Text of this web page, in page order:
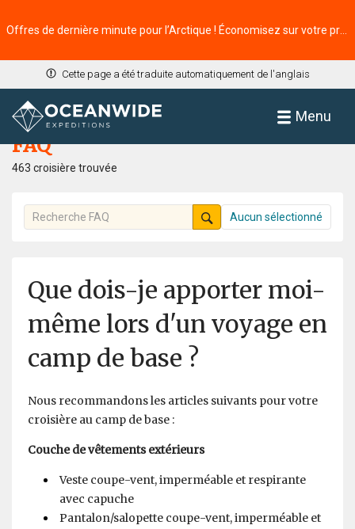
Cette page a été traduite automatiquement de l'anglais
Menu
Accueil
FAQ
463 croisière trouvée
Aucun sélectionné
Que dois-je apporter moi-
même lors d'un voyage en
camp de base ?
Nous recommandons les articles suivants pour votre
croisière au camp de base :
Couche de vêtements extérieurs
Veste coupe-vent, imperméable et respirante
avec capuche
Pantalon/salopette coupe-vent, imperméable et